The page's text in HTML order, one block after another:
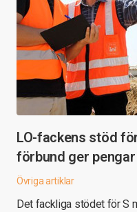
LO-fackens stöd
förbund ger
Övriga artiklar
Det fackliga stödet för S